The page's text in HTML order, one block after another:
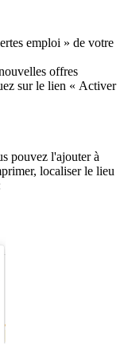
emploi » de votre
offres
sur le lien « Activer
pouvez l'ajouter à
localiser le lieu